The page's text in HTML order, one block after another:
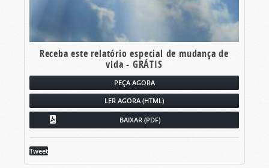
Receba este relatório especial de mudança de
vida - GRÁTIS
PEÇA AGORA
LER AGORA (HTML)
BAIXAR (PDF)
Tweet